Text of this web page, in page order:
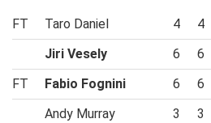
FT Taro Daniel 4
4
Jiri Vesely
6
6
FT
Fabio Fognini 6 6
Andy Murray
3 3